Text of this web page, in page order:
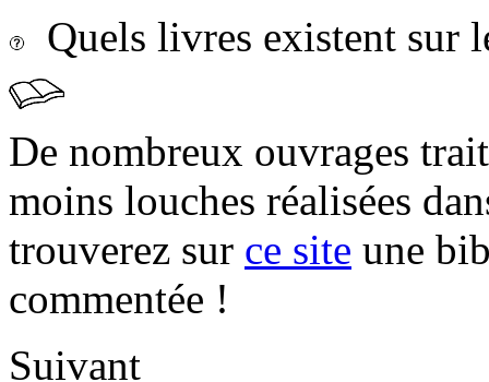
Quels livres existent sur
De nombreux ouvrages
moins louches réalisées
trouverez sur ce site une
commentée !
Suivant